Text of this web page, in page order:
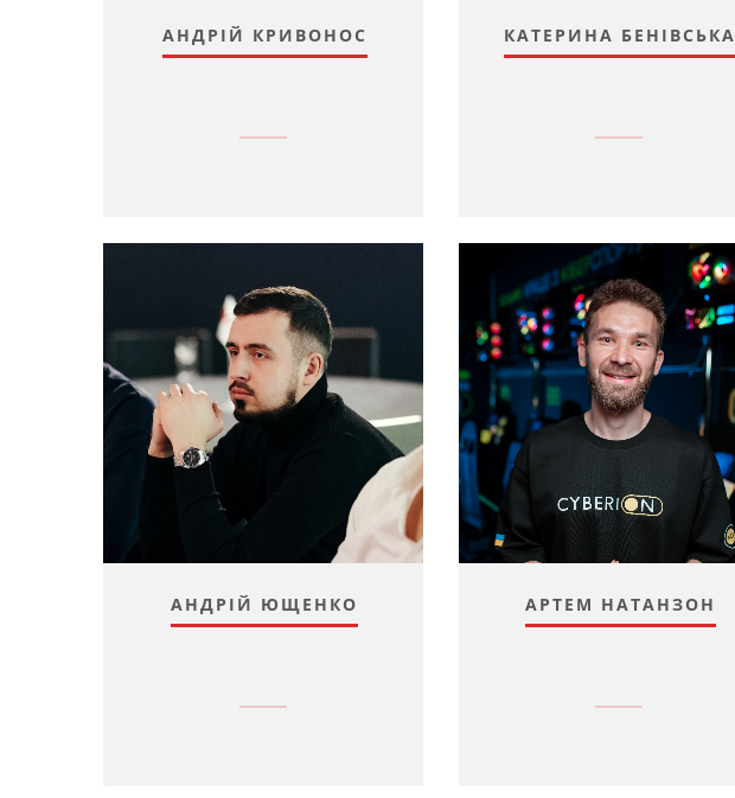
АНДРІЙ КРИВОНОС КАТЕРИНА БЕНІВСЬКА
АНДРІЙ ЮЩЕНКО АРТЕМ НАТАНЗОН